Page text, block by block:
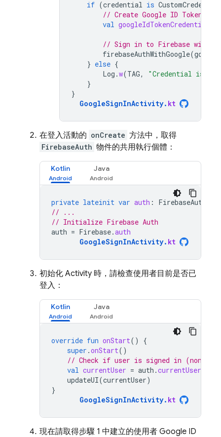
if (credential is
// Create Google ID Token
val googleIdTokenCredential
// Sign in to Firebase with
firebaseAuthWithGoogle(
} else {
Log .w(TAG,
"Credential is
}
}
GoogleSignInActivity. kt
在登入活動的 onCreate 方法中，取得
FirebaseAuth 物件的共用執行個體：
Kotlin Java
private lateinit var auth :
FirebaseAuth
// ...
// Initialize Firebase Auth
auth = Firebase.auth
GoogleSignInActivity. kt
初始化 Activity 時，請檢查使用者目前是否已
登入：
Kotlin Java
override fun onStart()
{
super .onStart()
// Check if user is signed in (non-
val currentUser = auth .currentUser
updateUI(currentUser)
}
GoogleSignInActivity. kt
現在請取得步驟 1 中建立的使用者 Google ID